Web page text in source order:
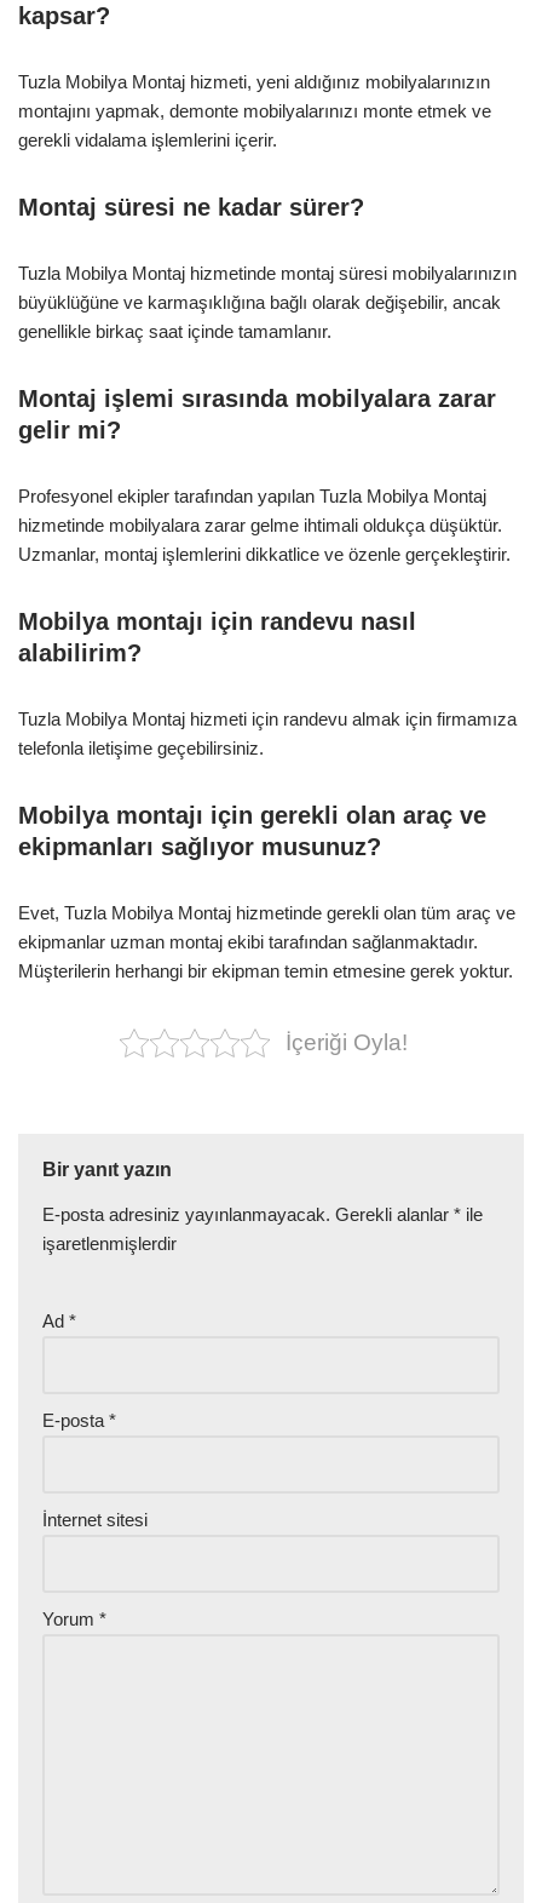
kapsar?
Tuzla Mobilya Montaj hizmeti, yeni aldığınız mobilyalarınızın
montajını yapmak, demonte mobilyalarınızı monte etmek ve
gerekli vidalama işlemlerini içerir.
Montaj süresi ne kadar sürer?
Tuzla Mobilya Montaj hizmetinde montaj süresi mobilyalarınızın
büyüklüğüne ve karmaşıklığına bağlı olarak değişebilir, ancak
genellikle birkaç saat içinde tamamlanır.
Montaj işlemi sırasında mobilyalara zarar
gelir mi?
Profesyonel ekipler tarafından yapılan Tuzla Mobilya Montaj
hizmetinde mobilyalara zarar gelme ihtimali oldukça düşüktür.
Uzmanlar, montaj işlemlerini dikkatlice ve özenle gerçekleştirir.
Mobilya montajı için randevu nasıl
alabilirim?
Tuzla Mobilya Montaj hizmeti için randevu almak için firmamıza
telefonla iletişime geçebilirsiniz.
Mobilya montajı için gerekli olan araç ve
ekipmanları sağlıyor musunuz?
Evet, Tuzla Mobilya Montaj hizmetinde gerekli olan tüm araç ve
ekipmanlar uzman montaj ekibi tarafından sağlanmaktadır.
Müşterilerin herhangi bir ekipman temin etmesine gerek yoktur.
İçeriği Oyla!
Bir yanıt yazın
E-posta adresiniz yayınlanmayacak. Gerekli alanlar * ile
işaretlenmişlerdir
Ad *
E-posta *
İnternet sitesi
Yorum *